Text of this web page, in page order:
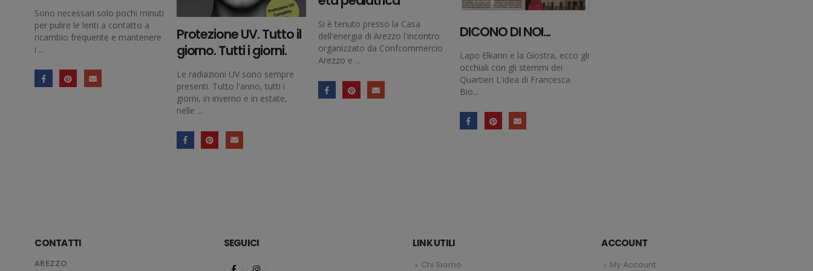
Sono necessari solo pochi minuti
per pulire le lenti a contatto a
ricambio frequente e mantenere
i ...
Protezione UV. Tutto il
giorno. Tutti i giorni.
Le radiazioni UV sono sempre
presenti. Tutto l'anno, tutti i
giorni, in inverno e in estate,
nelle ...
Si è tenuto presso la Casa
dell'energia di Arezzo l'incontro
organizzato da Confcommercio
Arezzo e ...
DICONO DI NOI…
Lapo Elkann e la Giostra, ecco gli
occhiali con gli stemmi dei
Quartieri L'idea di Francesca
Bio...
CONTATTI
AREZZO
SEGUICI LINK UTILI
Chi Siamo
ACCOUNT
My Account